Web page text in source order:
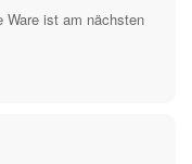
Ware ist am nächsten